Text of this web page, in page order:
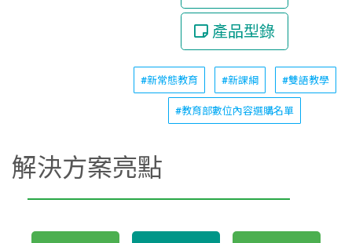
產品型錄
#新常態教育 #新課綱 #雙語教學
#教育部數位內容選購名單
解決方案亮點